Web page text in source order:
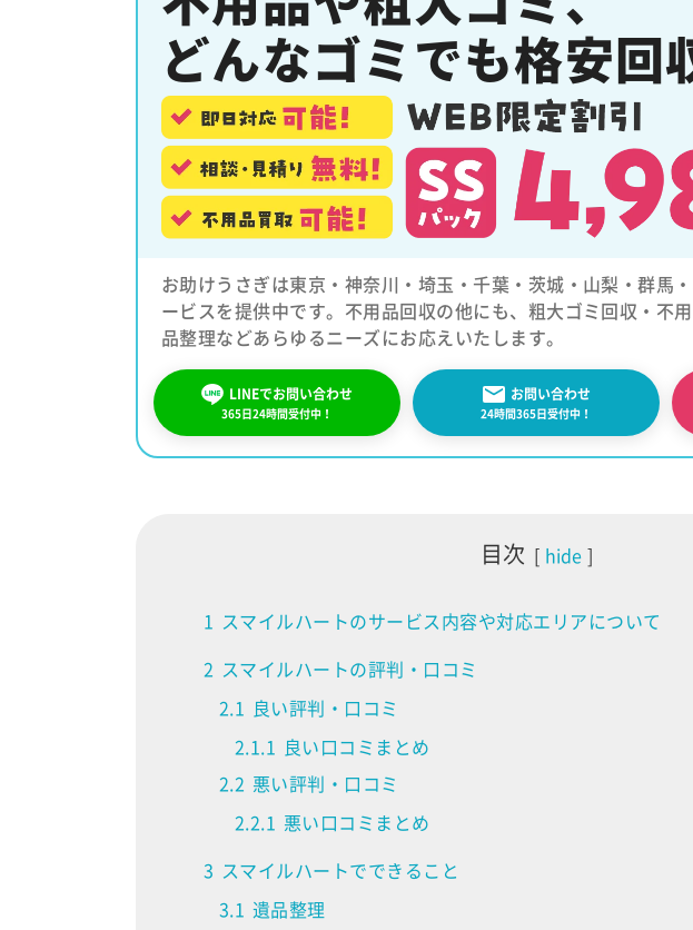
どんなゴミでも格安回
お助けうさぎは東京・神奈川・埼玉・千葉・茨城・山梨・群馬
ービスを提供中です。不用品回収の他にも、粗大ゴミ回収・不
品整理などあらゆるニーズにお応えいたします。
LINEでお問い合わせ
365日24時間受付中！
お問い合わせ
24時間365日受付中！
目次 hide
1 スマイルハートのサービス内容や対応エリアについて
2 スマイルハートの評判・口コミ
2.1 良い評判・口コミ
2.1.1 良い口コミまとめ
2.2 悪い評判・口コミ
2.2.1 悪い口コミまとめ
3 スマイルハートでできること
3.1 遺品整理